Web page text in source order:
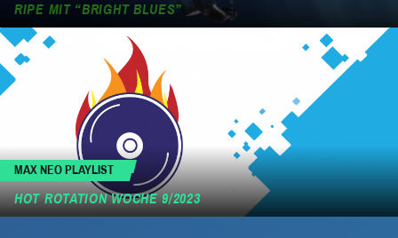
RIPE MIT “BRIGHT BLUES”
MAX NEO PLAYLIST
HOT ROTATION WOCHE 9/2023